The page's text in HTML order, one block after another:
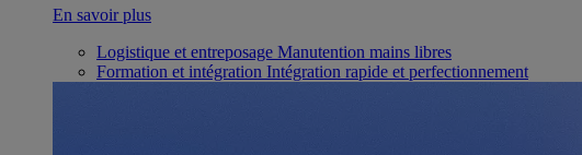
En savoir plus
Logistique et entreposage Manutention mains libres
Formation et intégration Intégration rapide et perfectionnement